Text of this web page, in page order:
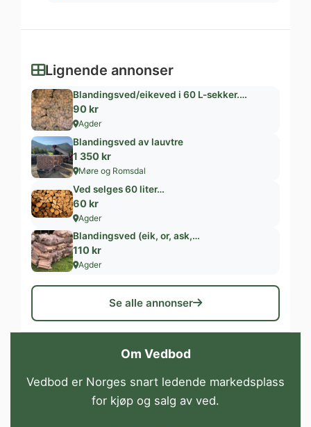
Lignende annonser
Blandingsved/eikeved i 60 L-sekker.…
90 kr
Agder
Blandingsved av lauvtre
1 350 kr
Møre og Romsdal
Ved selges 60 liter…
60 kr
Agder
Blandingsved (eik, or, ask,…
110 kr
Agder
Se alle annonser
Om Vedbod
Vedbod er Norges snart ledende markedsplass
for kjøp og salg av ved.